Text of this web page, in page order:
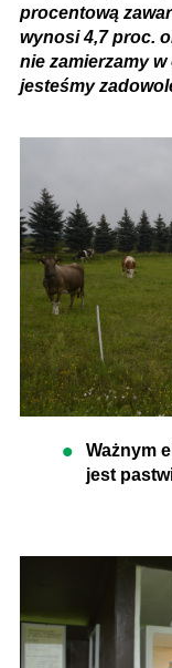
procentową
wynosi 4,7 proc.
nie zamierzamy
jesteśmy
Ważnym
jest